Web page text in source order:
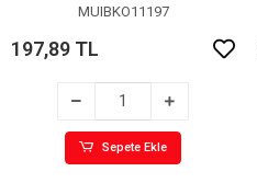
MUIBKO11197
197,89 TL
Sepete Ekle